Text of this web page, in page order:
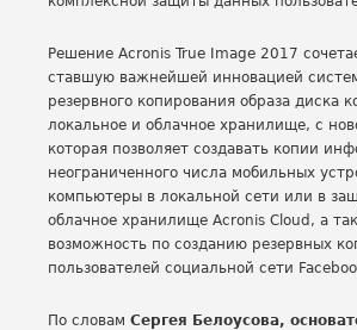
Решение Acronis True Image 2017
ставшую важнейшей инновацией
резервного копирования образа диска
локальное и облачное хранилище, с
которая позволяет создавать копии
неограниченного числа мобильных
компьютеры в локальной сети или в
облачное хранилище Acronis Cloud, а
возможность по созданию резервных
пользователей социальной сети
По словам Сергея Белоусова,